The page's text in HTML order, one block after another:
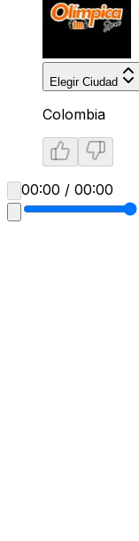
Elegir Ciudad
Colombia
00:00 / 00:00